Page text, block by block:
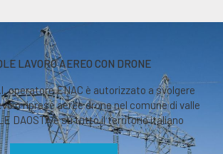
LAVORO AEREO CON DRONE
operatore ENAC è autorizzato a svolgere
o riprese aeree drone nel comune di valle
DAOSTA e su tutto il territorio italiano